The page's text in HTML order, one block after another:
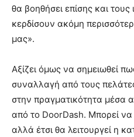
θα βοηθήσει επίσης και τους
κερδίσουν ακόμη
μας».
Αξίζει όμως να σημειωθεί
συναλλαγή από τους
στην πραγματικότητα μέσα
από το DoorDash. Μπορεί να
αλλά έτσι θα λειτουργεί η